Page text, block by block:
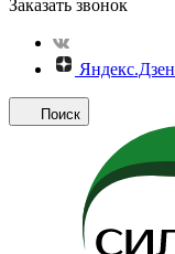
Заказать звонок
Яндекс.Дзен
Поиск